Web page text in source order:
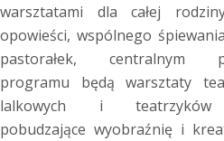
warsztatami dla całej
opowieści, wspólnego
pastorałek, centralnym
programu będą warsztaty
lalkowych i
pobudzające wyobraźnię i